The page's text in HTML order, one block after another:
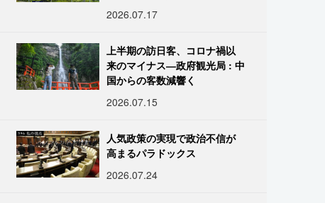
Русский
2026.07.17
上半期の訪日客、コロナ禍以
来のマイナス―政府観光局 : 中
国からの客数減響く
2026.07.15
人気政策の実現で政治不信が
高まるパラドックス
2026.07.24